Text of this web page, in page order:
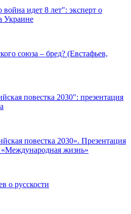
идет 8 лет": эксперт о
Украине
союза – бред? (Евстафьев,
повестка 2030": презентация
повестка 2030». Презентация
жизнь»
о русскости